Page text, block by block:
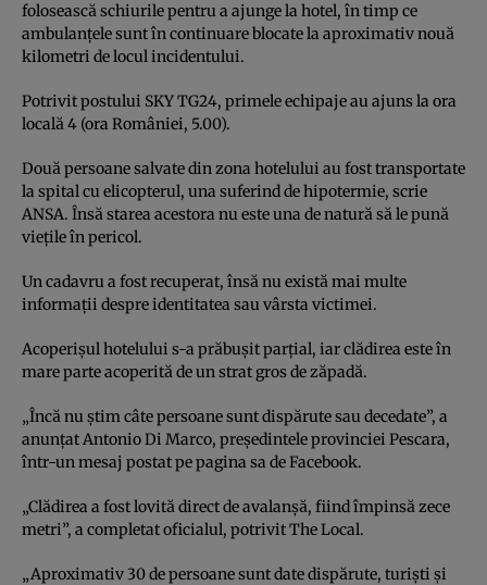
folosească schiurile pentru a ajunge la hotel, în timp ce
ambulanţele sunt în continuare blocate la aproximativ nouă
kilometri de locul incidentului.
Potrivit postului SKY TG24, primele echipaje au ajuns la ora
locală 4 (ora României, 5.00).
Două persoane salvate din zona hotelului au fost transportate
la spital cu elicopterul, una suferind de hipotermie, scrie
ANSA. Însă starea acestora nu este una de natură să le pună
vieţile în pericol.
Un cadavru a fost recuperat, însă nu există mai multe
informaţii despre identitatea sau vârsta victimei.
Acoperişul hotelului s-a prăbuşit parţial, iar clădirea este în
mare parte acoperită de un strat gros de zăpadă.
„Încă nu ştim câte persoane sunt dispărute sau decedate”, a
anunţat Antonio Di Marco, preşedintele provinciei Pescara,
într-un mesaj postat pe pagina sa de Facebook.
„Clădirea a fost lovită direct de avalanşă, fiind împinsă zece
metri”, a completat oficialul, potrivit The Local.
„Aproximativ 30 de persoane sunt date dispărute, turişti şi